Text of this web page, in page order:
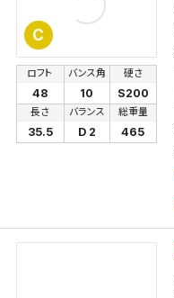
C
ロフト
48
バンス角
10
硬さ
S200
長さ
35.5
バランス
D 2
総重量
465